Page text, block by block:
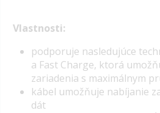
Vlastnosti:
podporuje nasledujúce
a Fast Charge, ktorá
zariadenia s maximálnym
kábel umožňuje nabíjanie
dát